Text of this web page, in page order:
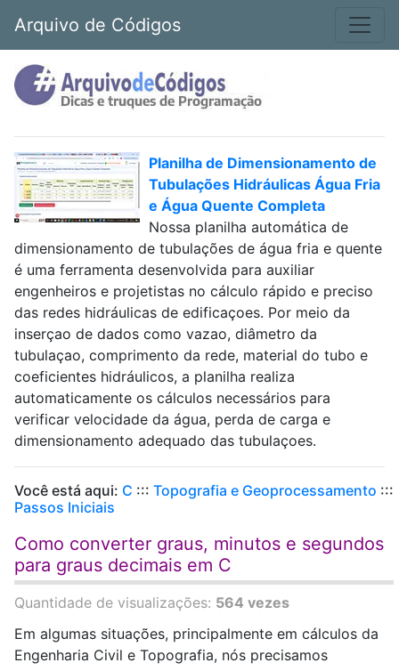
Arquivo de Códigos
Planilha de Dimensionamento de
Tubulações Hidráulicas Água Fria
e Água Quente Completa
Nossa planilha automática de
dimensionamento de tubulações de água fria e quente
é uma ferramenta desenvolvida para auxiliar
engenheiros e projetistas no cálculo rápido e preciso
das redes hidráulicas de edificaçoes. Por meio da
inserçao de dados como vazao, diâmetro da
tubulaçao, comprimento da rede, material do tubo e
coeficientes hidráulicos, a planilha realiza
automaticamente os cálculos necessários para
verificar velocidade da água, perda de carga e
dimensionamento adequado das tubulaçoes.
Você está aqui: C ::: Topografia e Geoprocessamento :::
Passos Iniciais
Como converter graus, minutos e segundos
para graus decimais em C
Quantidade de visualizações: 564 vezes
Em algumas situações, principalmente em cálculos da
Engenharia Civil e Topografia, nós precisamos